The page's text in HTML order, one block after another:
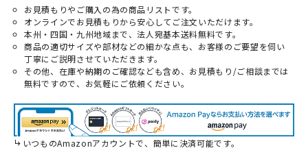
お見積もりやご購入の為の商品リストです。
オンラインでお見積もりから安心してご注文いただけます。
本州・四国・九州地域まで、法人宛基本送料無料です。
商品の適切サイズや部材などの細かな点も、お客様のご要望を伺い
丁寧にご説明させていただきます。
その他、在庫や納期のご確認なども含め、お見積もり/ご相談までは
無料ですので、お気軽にご依頼ください。
いつものAmazonアカウントで、簡単に決済可能です。